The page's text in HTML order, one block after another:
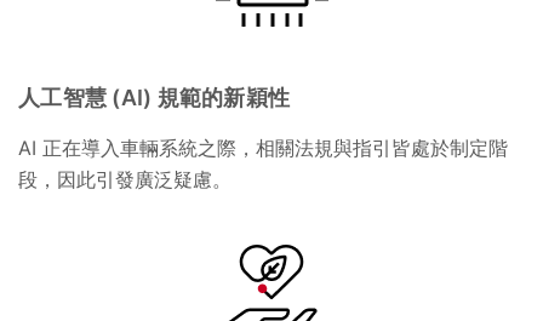
人工智慧 (AI) 規範的新穎性
AI 正在導入車輛系統之際，相關法規與指引皆處於制定階
段，因此引發廣泛疑慮。